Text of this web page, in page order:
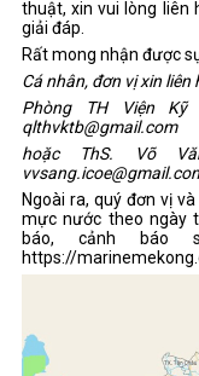
thuật, xin vui lòng liên
giải đáp.
Rất mong nhận được
Cá nhân, đơn vị xin
Phòng TH Viện
qlthvktb@gmail.com
hoặc ThS. Võ
Ngoài ra, quý đơn vị
mực nước theo ngày
báo, cảnh báo
https://